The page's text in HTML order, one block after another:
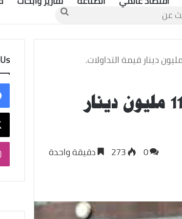
بحث
عن
سيولة البورصة فوق “النخل”114 مليون دينار
0
273
دقيقة واحدة